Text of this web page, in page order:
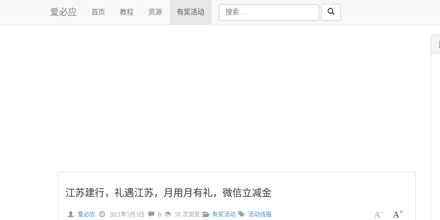
爱必应 首页 教程 资源 有奖活动
江苏建行，礼遇江苏，月用月有礼，微信立减金
A- A+
爱必应 2021年5月3日 0 58 次浏览 有奖活动 活动线报